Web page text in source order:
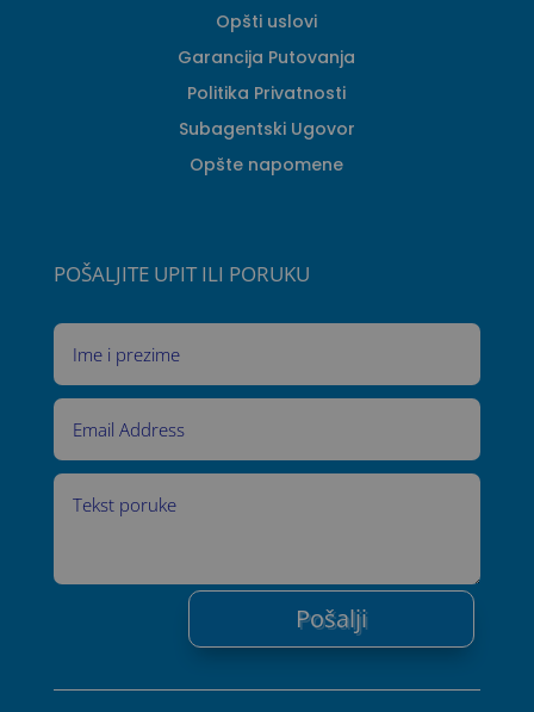
Opšti uslovi
Garancija Putovanja
Politika Privatnosti
Subagentski Ugovor
Opšte napomene
POŠALJITE UPIT ILI PORUKU
Pošalji